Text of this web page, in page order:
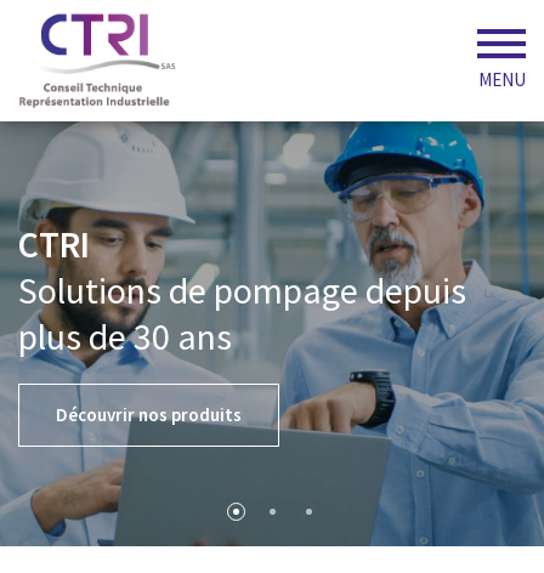
MENU
CTRI
Solutions de pompage depuis
plus de 30 ans
Découvrir nos produits